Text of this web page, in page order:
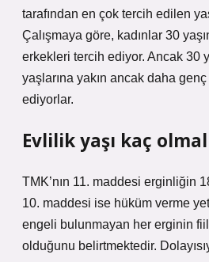
tarafından en çok tercih edilen
Çalışmaya göre, kadınlar 30
erkekleri tercih ediyor. Ancak 30
yaşlarına yakın ancak daha
ediyorlar.
Evlilik yaşı kaç
TMK’nın 11. maddesi erginliğin
10. maddesi ise hüküm verme
engeli bulunmayan her erginin
olduğunu belirtmektedir.